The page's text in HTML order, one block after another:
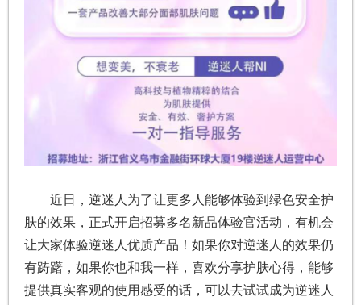
近日，逆迷人为了让更多人能够体验到绿色安全护
肤的效果，正式开启招募多名新品体验官活动，有机会
让大家体验逆迷人优质产品！如果你对逆迷人的效果仍
有踌躇，如果你也和我一样，喜欢分享护肤心得，能够
提供真实客观的使用感受的话，可以去试试成为逆迷人